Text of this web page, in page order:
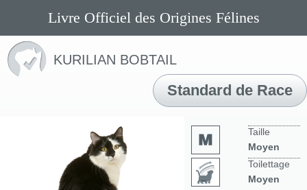
Livre Officiel des Origines Félines
KURILIAN BOBTAIL
Standard de Race
Taille
Moyen
Toilettage
Moyen